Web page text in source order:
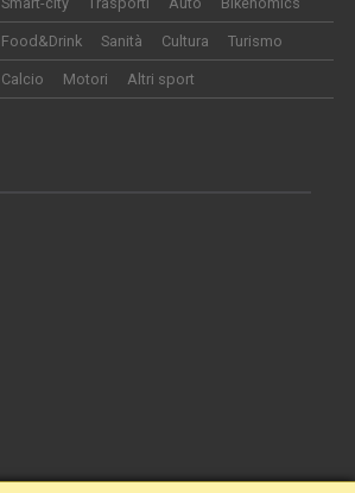
Food&Drink Sanità Cultura Turismo
Calcio Motori Altri sport